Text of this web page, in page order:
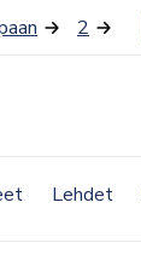
2
Lehdet